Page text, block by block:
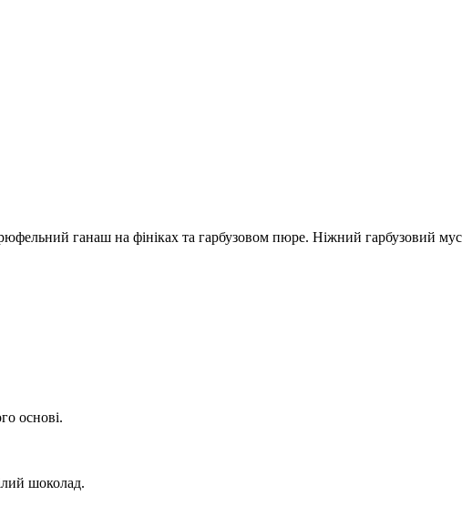
ганаш на фініках та гарбузовом пюре. Ніжний гарбузовий мус
основі.
шоколад.